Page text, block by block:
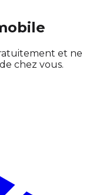
et ne
chez vous.